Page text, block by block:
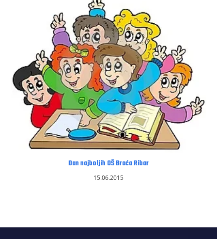
Dan najboljih OŠ Braća Ribar
15.06.2015